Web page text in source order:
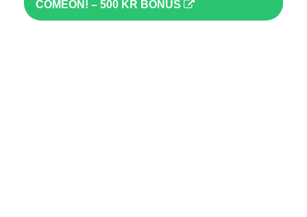
COMEON! – 500 KR BONUS